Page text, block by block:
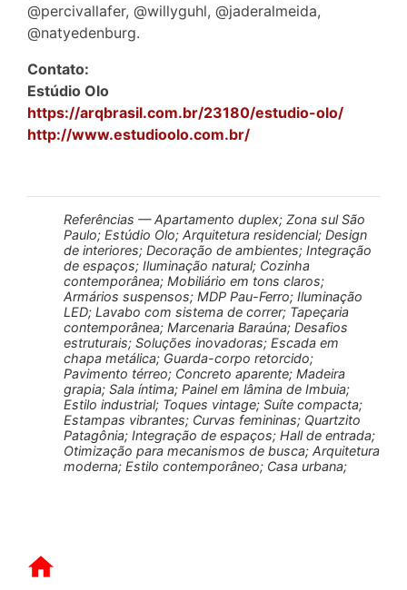
@percivallafer, @willyguhl, @jaderalmeida,
@natyedenburg.
Contato:
Estúdio Olo
https://arqbrasil.com.br/23180/estudio-olo/
http://www.estudioolo.com.br/
Referências — Apartamento duplex; Zona sul São
Paulo; Estúdio Olo; Arquitetura residencial; Design
de interiores; Decoração de ambientes; Integração
de espaços; Iluminação natural; Cozinha
contemporânea; Mobiliário em tons claros;
Armários suspensos; MDP Pau-Ferro; Iluminação
LED; Lavabo com sistema de correr; Tapeçaria
contemporânea; Marcenaria Baraúna; Desafios
estruturais; Soluções inovadoras; Escada em
chapa metálica; Guarda-corpo retorcido;
Pavimento térreo; Concreto aparente; Madeira
grapia; Sala íntima; Painel em lâmina de Imbuia;
Estilo industrial; Toques vintage; Suíte compacta;
Estampas vibrantes; Curvas femininas; Quartzito
Patagônia; Integração de espaços; Hall de entrada;
Otimização para mecanismos de busca; Arquitetura
moderna; Estilo contemporâneo; Casa urbana;